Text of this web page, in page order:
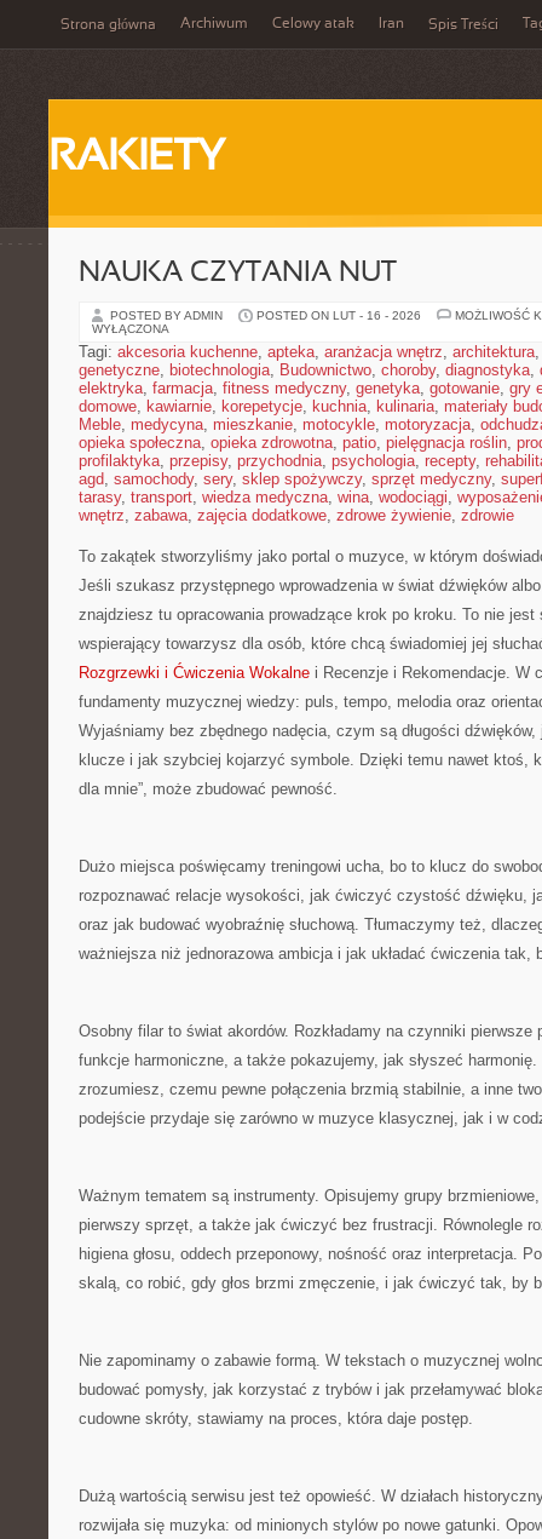
Strona główna Archiwum Celowy atak Iran Spis Treści
RAKIETY
NAUKA CZYTANIA NUT
POSTED BY ADMIN POSTED ON LUT - 16 - 2026
MOŻLIWOŚĆ
WYŁĄCZONA
Tagi: akcesoria kuchenne, apteka, aranżacja wnętrz, architektura
genetyczne, biotechnologia, Budownictwo, choroby, diagnostyka,
elektryka, farmacja, fitness medyczny, genetyka, gotowanie, gry
domowe, kawiarnie, korepetycje, kuchnia, kulinaria, materiały
Meble, medycyna, mieszkanie, motocykle, motoryzacja,
opieka społeczna, opieka zdrowotna, patio, pielęgnacja roślin,
profilaktyka, przepisy, przychodnia, psychologia, recepty,
agd, samochody, sery, sklep spożywczy, sprzęt medyczny,
tarasy, transport, wiedza medyczna, wina, wodociągi,
wnętrz, zabawa, zajęcia dodatkowe, zdrowe żywienie, zdrowie
To zakątek stworzyliśmy jako portal o muzyce, w którym
Jeśli szukasz przystępnego wprowadzenia w świat dźwięków
znajdziesz tu opracowania prowadzące krok po kroku. To nie
wspierający towarzysz dla osób, które chcą świadomiej jej
Rozgrzewki i Ćwiczenia Wokalne i Recenzje i Rekomendacje. W
fundamenty muzycznej wiedzy: puls, tempo, melodia oraz
Wyjaśniamy bez zbędnego nadęcia, czym są długości
klucze i jak szybciej kojarzyć symbole. Dzięki temu nawet ktoś,
dla mnie”, może zbudować pewność.
Dużo miejsca poświęcamy treningowi ucha, bo to klucz do
rozpoznawać relacje wysokości, jak ćwiczyć czystość dźwięku,
oraz jak budować wyobraźnię słuchową. Tłumaczymy też,
ważniejsza niż jednorazowa ambicja i jak układać ćwiczenia tak,
Osobny filar to świat akordów. Rozkładamy na czynniki pierwsze
funkcje harmoniczne, a także pokazujemy, jak słyszeć harmonię.
zrozumiesz, czemu pewne połączenia brzmią stabilnie, a inne
podejście przydaje się zarówno w muzyce klasycznej, jak i w
Ważnym tematem są instrumenty. Opisujemy grupy
pierwszy sprzęt, a także jak ćwiczyć bez frustracji. Równolegle
higiena głosu, oddech przeponowy, nośność oraz interpretacja.
skalą, co robić, gdy głos brzmi zmęczenie, i jak ćwiczyć tak, by
Nie zapominamy o zabawie formą. W tekstach o muzycznej
budować pomysły, jak korzystać z trybów i jak przełamywać
cudowne skróty, stawiamy na proces, która daje postęp.
Dużą wartością serwisu jest też opowieść. W działach
rozwijała się muzyka: od minionych stylów po nowe gatunki.